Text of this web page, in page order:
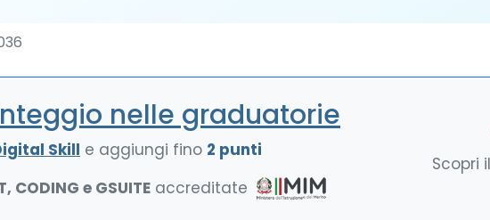
nelle graduatorie
Skill e aggiungi fino 2 punti
CODING e GSUITE accreditate
Scopri